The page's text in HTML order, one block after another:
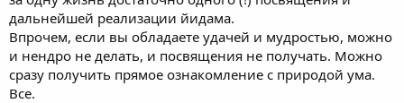
дальнейшей реализации йидама.
Впрочем, если вы обладаете удачей и мудростью, можно
и нендро не делать, и посвящения не получать. Можно
сразу получить прямое ознакомление с природой ума.
Все.